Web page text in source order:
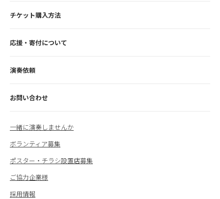
チケット購入方法
応援・寄付について
演奏依頼
お問い合わせ
一緒に演奏しませんか
ボランティア募集
ポスター・チラシ設置店募集
ご協力企業様
採用情報